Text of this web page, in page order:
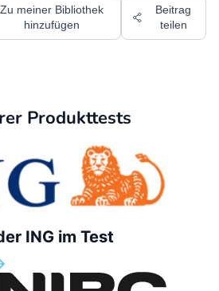
Zu meiner Bibliothek
hinzufügen
Beitrag
teilen
Produkttests
ING im Test